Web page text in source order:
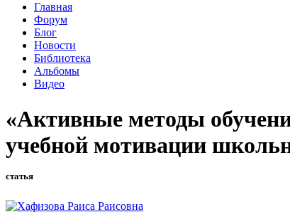
Главная
Форум
Блог
Новости
Библиотека
Альбомы
Видео
«Активные методы
учебной мотивации
статья